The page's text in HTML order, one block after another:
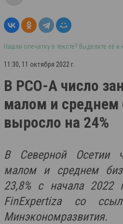
Нашли опечатку в тексте? Выделите её
11:30, 11 октября 2022 г.
В РСО-А число
малом и среднем
выросло на 24%
В Северной Осетии
малом и среднем
23,8% с начала 2022
FinExpertiza со
Минэкономразвития.